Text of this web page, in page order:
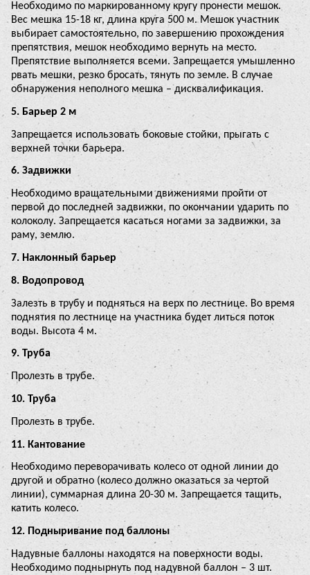
Необходимо по маркированному кругу пронести мешок.
Вес мешка 15-18 кг, длина круга 500 м. Мешок участник
выбирает самостоятельно, по завершению прохождения
препятствия, мешок необходимо вернуть на место.
Препятствие выполняется всеми. Запрещается умышленно
рвать мешки, резко бросать, тянуть по земле. В случае
обнаружения неполного мешка – дисквалификация.
5. Барьер 2 м
Запрещается использовать боковые стойки, прыгать с
верхней точки барьера.
6. Задвижки
Необходимо вращательными движениями пройти от
первой до последней задвижки, по окончании ударить по
колоколу. Запрещается касаться ногами за задвижки, за
раму, землю.
7. Наклонный барьер
8. Водопровод
Залезть в трубу и подняться на верх по лестнице. Во время
поднятия по лестнице на участника будет литься поток
воды. Высота 4 м.
9. Труба
Пролезть в трубе.
10. Труба
Пролезть в трубе.
11. Кантование
Необходимо переворачивать колесо от одной линии до
другой и обратно (колесо должно оказаться за чертой
линии), суммарная длина 20-30 м. Запрещается тащить,
катить колесо.
12. Подныривание под баллоны
Надувные баллоны находятся на поверхности воды.
Необходимо поднырнуть под надувной баллон – 3 шт.